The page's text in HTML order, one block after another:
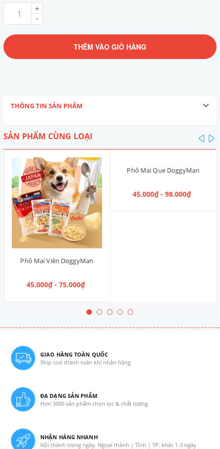
-
+
THÊM VÀO GIỎ HÀNG
THÔNG TIN SẢN PHẨM
SẢN PHẨM CÙNG LOẠI
Phô Mai Viên DoggyMan
45.000₫ - 75.000₫
Phô Mai Que DoggyMan
45.000₫ - 98.000₫
GIAO HÀNG TOÀN QUỐC
Ship cod thanh toán khi nhận hàng
ĐA DẠNG SẢN PHẨM
Hơn 3000 sản phẩm chọn lọc & chất lượng
NHẬN HÀNG NHANH
Nội thành trong ngày. Ngoại thành | Tỉnh | TP. khác 1-3 ngày